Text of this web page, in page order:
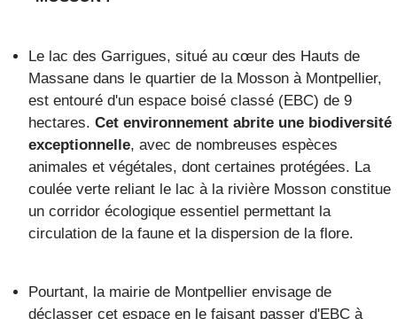
Le lac des Garrigues, situé au cœur des Hauts de
Massane dans le quartier de la Mosson à Montpellier,
est entouré d'un espace boisé classé (EBC) de 9
hectares. Cet environnement abrite une biodiversité
exceptionnelle, avec de nombreuses espèces
animales et végétales, dont certaines protégées. La
coulée verte reliant le lac à la rivière Mosson constitue
un corridor écologique essentiel permettant la
circulation de la faune et la dispersion de la flore.
Pourtant, la mairie de Montpellier envisage de
déclasser cet espace en le faisant passer d'EBC à